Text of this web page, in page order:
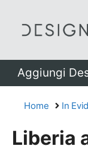
Aggiungi
Home In
Liberia